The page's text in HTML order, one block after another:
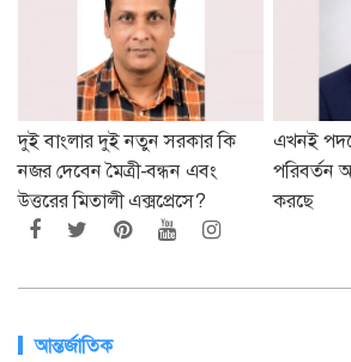
দুই বাংলার দুই নতুন সরকার কি
নজর দেবেন মৈত্রী-বন্ধন এবং
উত্তরের মিতালী এক্সপ্রেসে?
এখনই
পরিবর্তন
করছে
আন্তর্জাতিক